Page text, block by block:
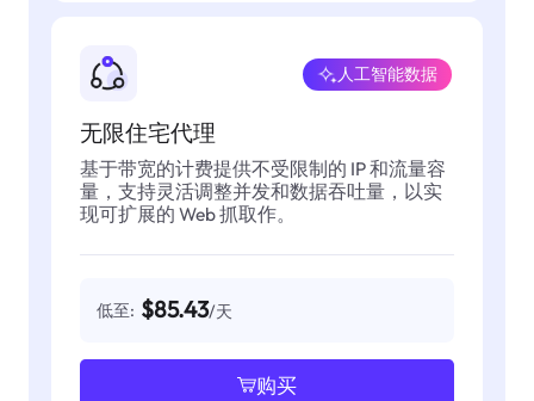
无限住宅代理
人工智能数据
基于带宽的计费提供不受限制的 IP 和流量容
量，支持灵活调整并发和数据吞吐量，以实
现可扩展的 Web 抓取作。
低至: $85.43/天
购买